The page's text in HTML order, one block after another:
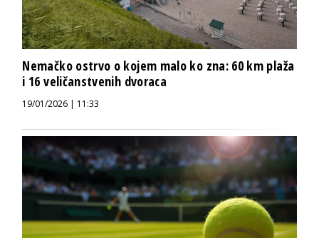
Nemačko ostrvo o kojem malo ko zna: 60 km plaža
i 16 veličanstvenih dvoraca
19/01/2026 | 11:33